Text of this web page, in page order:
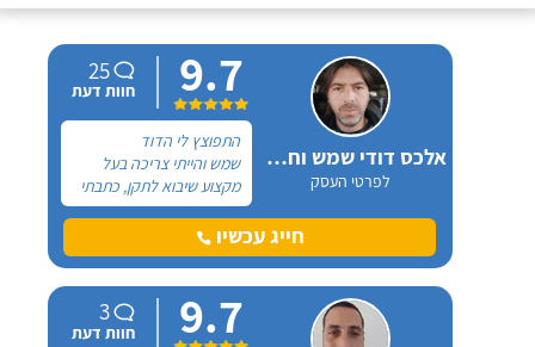
אלכס דודי שמש וחשמל
לפרטי העסק
9.7
25
חוות דעת
התפוצץ לי הדוד
שמש והייתי צריכה בעל
מקצוע שיבוא לתקן, כתבתי
בגוגל טכנאי דודים ואז
הגעתי לקבוצה של העיר
חיפה בפייסבוק, שם כמה
דודי שמש וחשמל".
חייג עכשיו
9.7
3
חוות דעת